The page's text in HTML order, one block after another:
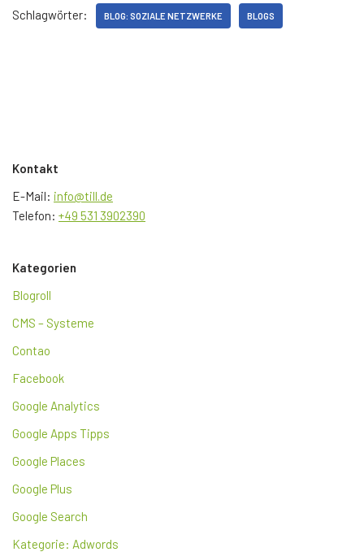
Schlagwörter: BLOG: SOZIALE NETZWERKE BLOGS
Kontakt
E-Mail: info@till.de
Telefon: +49 531 3902390
Kategorien
Blogroll
CMS – Systeme
Contao
Facebook
Google Analytics
Google Apps Tipps
Google Places
Google Plus
Google Search
Kategorie: Adwords